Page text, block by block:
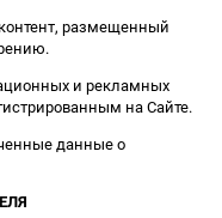
размещенный
и рекламных
на Сайте.
данные о